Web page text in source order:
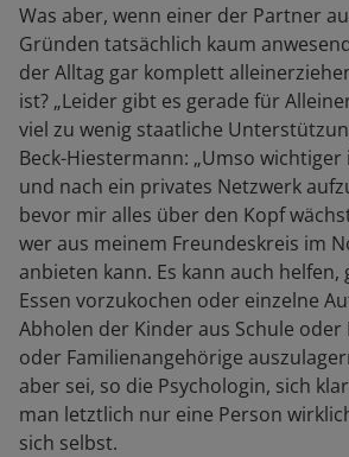
Was aber, wenn einer der Partner
Gründen tatsächlich kaum
der Alltag gar komplett
ist? „Leider gibt es gerade für
viel zu wenig staatliche
Beck-Hiestermann: „Umso wichtiger
und nach ein privates Netzwerk
bevor mir alles über den Kopf
wer aus meinem Freundeskreis im
anbieten kann. Es kann auch helfen,
Essen vorzukochen oder einzelne
Abholen der Kinder aus Schule oder
oder Familienangehörige
aber sei, so die Psychologin, sich
man letztlich nur eine Person
sich selbst.